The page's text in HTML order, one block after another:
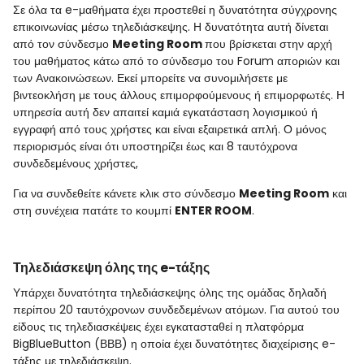
Σε όλα τα e-μαθήματα έχει προστεθεί η δυνατότητα σύγχρονης
επικοινωνίας μέσω τηλεδιάσκεψης. Η δυνατότητα αυτή δίνεται
από τον σύνδεσμο Meeting Roomπου βρίσκεται στην αρχή
του μαθήματος κάτω από το σύνδεσμο του Forum αποριών και
των Ανακοινώσεων. Εκεί μπορείτε να συνομιλήσετε με
βιντεοκλήση με τους άλλους επιμορφούμενους ή επιμορφωτές. Η
υπηρεσία αυτή δεν απαιτεί καμιά εγκατάσταση λογισμικού ή
εγγραφή από τους χρήστες και είναι εξαιρετικά απλή. Ο μόνος
περιορισμός είναι ότι υποστηρίζει έως και 8 ταυτόχρονα
συνδεδεμένους χρήστες,
Για να συνδεθείτε κάνετε κλικ στο σύνδεσμο Meeting Room και
στη συνέχεια πατάτε το κουμπί ENTER ROOM.
Τηλεδιάσκεψη όλης τηςe-τάξης
Υπάρχει δυνατότητα τηλεδιάσκεψης όλης της ομάδας δηλαδή
περίπου 20 ταυτόχρονων συνδεδεμένων ατόμων. Για αυτού του
είδους τις τηλεδιασκέψεις έχει εγκατασταθεί η πλατφόρμα
BigBlueButton (ΒΒΒ) η οποία έχει δυνατότητες διαχείρισης e-
τάξης με τηλεδιάσκεψη.